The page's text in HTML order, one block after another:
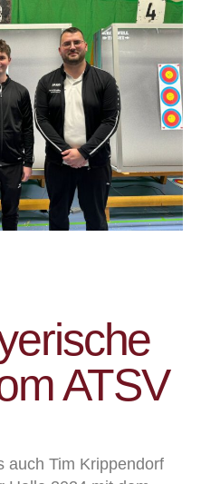
ATSV
auch Tim Krippendorf